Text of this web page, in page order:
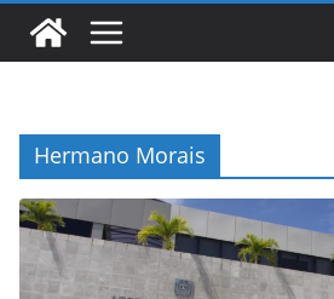
Hermano Morais